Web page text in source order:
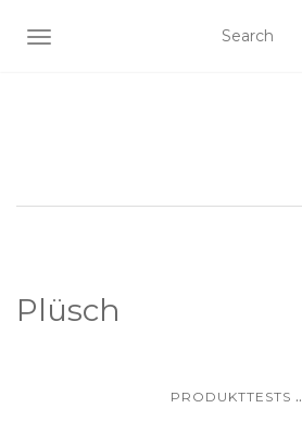
SCHALTE NAVIGATION
Plüsch
PRODUKTTESTS